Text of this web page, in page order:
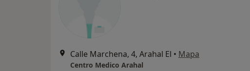
Calle Marchena, 4, Arahal El • Mapa
Centro Medico Arahal